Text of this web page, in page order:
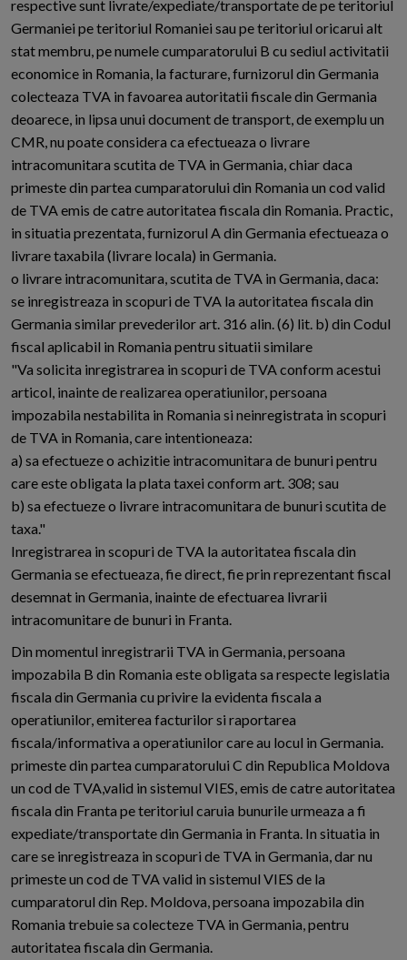
respective sunt livrate/expediate/transportate de pe teritoriul
Germaniei pe teritoriul Romaniei sau pe teritoriul oricarui alt
stat membru, pe numele cumparatorului B cu sediul activitatii
economice in Romania, la facturare, furnizorul din Germania
colecteaza TVA in favoarea autoritatii fiscale din Germania
deoarece, in lipsa unui document de transport, de exemplu un
CMR, nu poate considera ca efectueaza o livrare
intracomunitara scutita de TVA in Germania, chiar daca
primeste din partea cumparatorului din Romania un cod valid
de TVA emis de catre autoritatea fiscala din Romania. Practic,
in situatia prezentata, furnizorul A din Germania efectueaza o
livrare taxabila (livrare locala) in Germania.
o livrare intracomunitara, scutita de TVA in Germania, daca:
se inregistreaza in scopuri de TVA la autoritatea fiscala din
Germania similar prevederilor art. 316 alin. (6) lit. b) din Codul
fiscal aplicabil in Romania pentru situatii similare
"Va solicita inregistrarea in scopuri de TVA conform acestui
articol, inainte de realizarea operatiunilor, persoana
impozabila nestabilita in Romania si neinregistrata in scopuri
de TVA in Romania, care intentioneaza:
a) sa efectueze o achizitie intracomunitara de bunuri pentru
care este obligata la plata taxei conform art. 308; sau
b) sa efectueze o livrare intracomunitara de bunuri scutita de
taxa."
Inregistrarea in scopuri de TVA la autoritatea fiscala din
Germania se efectueaza, fie direct, fie prin reprezentant fiscal
desemnat in Germania, inainte de efectuarea livrarii
intracomunitare de bunuri in Franta.
Din momentul inregistrarii TVA in Germania, persoana
impozabila B din Romania este obligata sa respecte legislatia
fiscala din Germania cu privire la evidenta fiscala a
operatiunilor, emiterea facturilor si raportarea
fiscala/informativa a operatiunilor care au locul in Germania.
primeste din partea cumparatorului C din Republica Moldova
un cod de TVA,valid in sistemul VIES, emis de catre autoritatea
fiscala din Franta pe teritoriul caruia bunurile urmeaza a fi
expediate/transportate din Germania in Franta. In situatia in
care se inregistreaza in scopuri de TVA in Germania, dar nu
primeste un cod de TVA valid in sistemul VIES de la
cumparatorul din Rep. Moldova, persoana impozabila din
Romania trebuie sa colecteze TVA in Germania, pentru
autoritatea fiscala din Germania.